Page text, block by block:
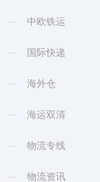
中欧铁运
国际快递
海外仓
海运双清
物流专线
物流资讯